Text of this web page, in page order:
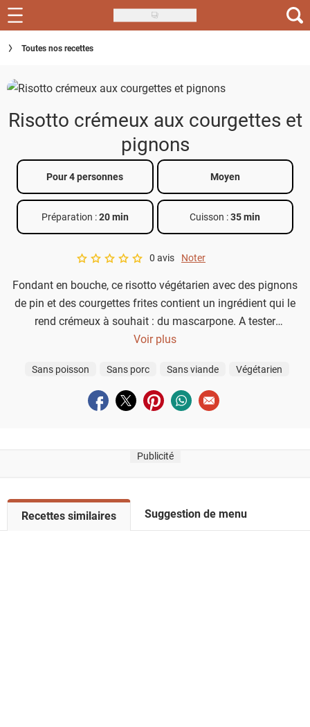
Skip
to
main
Recettes
Inspirations
Actus
Téléchargez l'app Saveurs Recettes
Index des recettes
Toutes nos recettes
Risotto crémeux aux courgettes et
pignons
Pour 4 personnes Moyen
Préparation :20 min Cuisson :35 min
A star rating of 0 out of 5.
0 avis Noter
Fondant en bouche, ce risotto végétarien avec des pignons
de pin et des courgettes frites contient un ingrédient qui le
rend crémeux à souhait : du mascarpone. A tester
absolument !
Voir plus
Sans poisson Sans porc Sans viande Végétarien
Partager sur facebook
Partager sur twitter
Partager sur pinterest
Partager sur whatsapp
Envoyer à un ami
Publicité
o
Recettes similaires Suggestion de menu